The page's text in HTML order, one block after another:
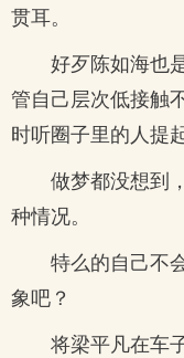
贯耳。
好歹陈如海也
管自己层次低接触
时听圈子里的人提
做梦都没想到
种情况。
特么的自己不
象吧？
将梁平凡在车